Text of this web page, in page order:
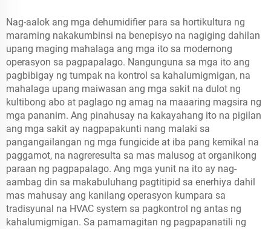
Nag-aalok ang mga dehumidifier para sa hortikultura ng
maraming nakakumbinsi na benepisyo na nagiging dahilan
upang maging mahalaga ang mga ito sa modernong
operasyon sa pagpapalago. Nangunguna sa mga ito ang
pagbibigay ng tumpak na kontrol sa kahalumigmigan, na
mahalaga upang maiwasan ang mga sakit na dulot ng
kultibong abo at paglago ng amag na maaaring magsira ng
mga pananim. Ang pinahusay na kakayahang ito na pigilan
ang mga sakit ay nagpapakunti nang malaki sa
pangangailangan ng mga fungicide at iba pang kemikal na
paggamot, na nagreresulta sa mas malusog at organikong
paraan ng pagpapalago. Ang mga yunit na ito ay nag-
aambag din sa makabuluhang pagtitipid sa enerhiya dahil
mas mahusay ang kanilang operasyon kumpara sa
tradisyunal na HVAC system sa pagkontrol ng antas ng
kahalumigmigan. Sa pamamagitan ng pagpapanatili ng